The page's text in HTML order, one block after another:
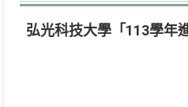
弘光科技大學「113學年